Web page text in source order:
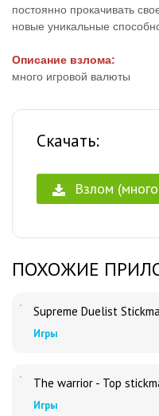
постоянно прокачивать
новые уникальные
Описание взлома:
много игровой валюты
Скачать:
Взлом
ПОХОЖИЕ
Supreme Duelist
Игры
The warrior - Top
Игры